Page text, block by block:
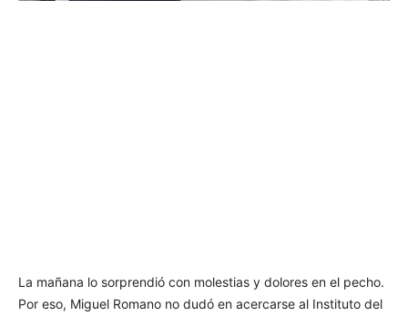
La mañana lo sorprendió con molestias y dolores en el pecho.
Por eso, Miguel Romano no dudó en acercarse al Instituto del